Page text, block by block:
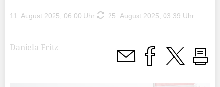
11. August 2025, 06:00 Uhr 25. August 2025, 03:39 Uhr
Daniela Fritz